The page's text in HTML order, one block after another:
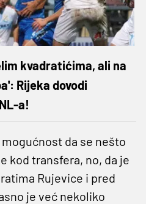
kvadratićima, ali na
Rijeka dovodi
a!
da se nešto
kod transfera, no, da je
Rujevice i pred
je već nekoliko